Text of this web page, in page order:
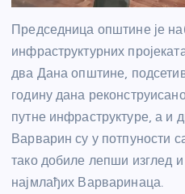
Председница општине је
инфраструктурних
два Дана општине,
годину дана
путне инфраструктуре, а и
Варварин су у потпуности
тако добиле лепши изглед
најмлађих Варваринаца.